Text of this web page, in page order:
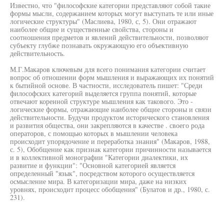
Известно, что "философские категории представляют собой такие
формы мысли, содержанием которых могут выступать те или иные
логические структуры" (Маслиева, 1980, с, 5). Они отражают
наиболее общие и существенные свойства, стороны и
соотношения предметов и явлений действительности, позволяют
субъекту глубже познавать окружающую его объективную
действительность.
М.Г.Макаров ключевым для всего понимания категории считает
вопрос об отношении форм мышления и выражающих их понятий
к бытийной основе. В частности, исследователь пишет: "Среди
философских категорий выделяется группа понятий, которые
отвечают коренной структуре мышления как такового. Это -
логические формы, отражающие наиболее общие стороны и связи
действительности. Будучи продуктом исторического становления
и развития общества, они закрепляются в качестве . своего рода
операторов, с помощью которых в мышлении человека
происходит упорядочение и переработка знания" (Макаров, 1988,
с. 5), Обобщение как признак категории причинности называется
и в коллективной монографии "Категории диалектики, их
развитие и функции": "Основной категорией является
определенный "язык", посредством которого осуществляется
осмысление мира. В категоризации мира, даже на низких
уровнях, происходит процесс обобщения" (Булатов и др., 1980, с.
231).